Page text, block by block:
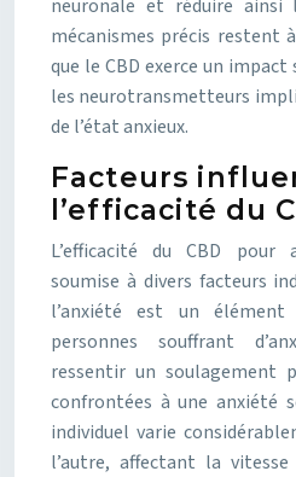
neuronale et réduire ainsi
mécanismes précis restent
que le CBD exerce un
les neurotransmetteurs
de l’état anxieux.
Facteurs
l’efficacité du
L’efficacité du CBD pour
soumise à divers facteurs
l’anxiété est un
personnes souffrant
ressentir un soulagement
confrontées à une anxiété
individuel varie
l’autre, affectant la